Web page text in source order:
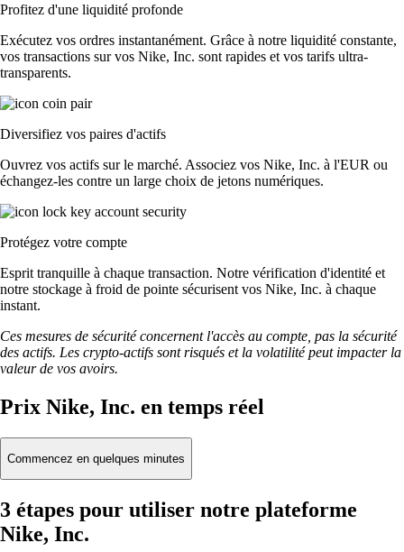
Profitez d'une liquidité profonde
Exécutez vos ordres instantanément. Grâce à notre liquidité constante,
vos transactions sur vos Nike, Inc. sont rapides et vos tarifs ultra-
transparents.
Diversifiez vos paires d'actifs
Ouvrez vos actifs sur le marché. Associez vos Nike, Inc. à l'EUR ou
échangez-les contre un large choix de jetons numériques.
Protégez votre compte
Esprit tranquille à chaque transaction. Notre vérification d'identité et
notre stockage à froid de pointe sécurisent vos Nike, Inc. à chaque
instant.
Ces mesures de sécurité concernent l'accès au compte, pas la sécurité
des actifs. Les crypto-actifs sont risqués et la volatilité peut impacter la
valeur de vos avoirs.
Prix Nike, Inc. en temps réel
Commencez en quelques minutes
3 étapes pour utiliser notre plateforme
Nike, Inc.